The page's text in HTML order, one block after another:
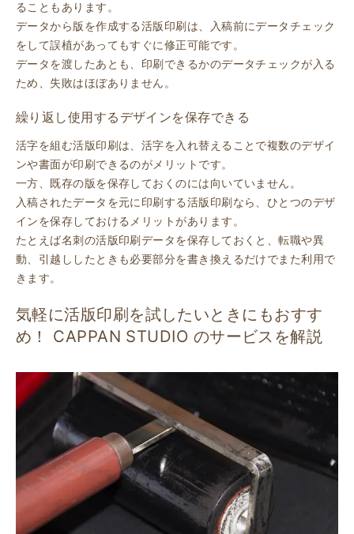
ることもあります。
データから版を作成する活版印刷は、入稿前にデータチェック
をして誤植があってもすぐに修正可能です。
データを渡したあとも、印刷できるかのデータチェックが入る
ため、失敗はほぼありません。
繰り返し使用するデザインを保存できる
活字を組む活版印刷は、活字を入れ替えることで複数のデザイ
ンや書面が印刷できるのがメリットです。
一方、既存の版を保存しておくのには向いていません。
入稿されたデータを元に印刷する活版印刷なら、ひとつのデザ
インを保存しておけるメリットがあります。
たとえば名刺の活版印刷データを保存しておくと、転職や異
動、引越ししたときも必要部分を書き換えるだけでまた利用で
きます。
気軽に活版印刷を試したいときにもおすす
め！ CAPPAN STUDIO のサービスを解説